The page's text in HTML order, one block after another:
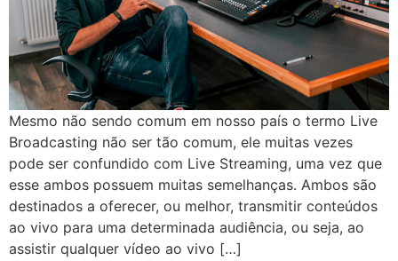
Mesmo não sendo comum em nosso país o termo Live
Broadcasting não ser tão comum, ele muitas vezes
pode ser confundido com Live Streaming, uma vez que
esse ambos possuem muitas semelhanças. Ambos são
destinados a oferecer, ou melhor, transmitir conteúdos
ao vivo para uma determinada audiência, ou seja, ao
assistir qualquer vídeo ao vivo […]